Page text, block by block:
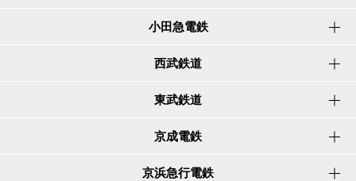
小田急電鉄
西武鉄道
東武鉄道
京成電鉄
京浜急行電鉄